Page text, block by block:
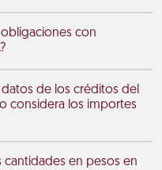
con
de los créditos del
considera los importes
en pesos en